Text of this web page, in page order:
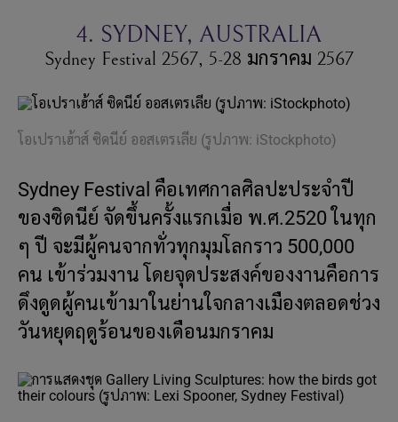
4. SYDNEY, AUSTRALIA
Sydney Festival 2567, 5-28 มกราคม 2567
โอเปราเฮ้าส์ ซิดนีย์ ออสเตรเลีย (รูปภาพ: iStockphoto)
Sydney Festival คือเทศกาลศิลปะประจำปี
ของซิดนีย์ จัดขึ้นครั้งแรกเมื่อ พ.ศ.2520 ในทุก
ๆ ปี จะมีผู้คนจากทั่วทุกมุมโลกราว 500,000
คน เข้าร่วมงาน โดยจุดประสงค์ของงานคือการ
ดึงดูดผู้คนเข้ามาในย่านใจกลางเมืองตลอดช่วง
วันหยุดฤดูร้อนของเดือนมกราคม